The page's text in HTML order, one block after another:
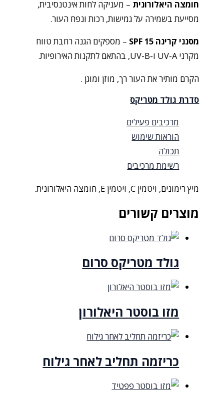
חומצה היאלורונית – מעניקה לחות אינטנסיבית,
מסייעת בשמירה על גמישות, רכות ונפח העור.
מסנני קרינה SPF 15
– מספקים הגנה רחבת טווח
מקרני UV-A ו-UV-B, בהתאם לתקנות האירופיות.
הקרם מותיר את העור רך, מוזן ומוגן .
סדרת גולד מטריקס
מרכיבים פעילים
הוראות שימוש
תכולה
רשימת מרכיבים
מיץ רימונים, ויטמין C, ויטמין E, חומצה היאלורונית.
מוצרים קשורים
גולד מטריקס סרום
מזו בוסטר היאלורון
כריזמה תחליב לאחר גילוח